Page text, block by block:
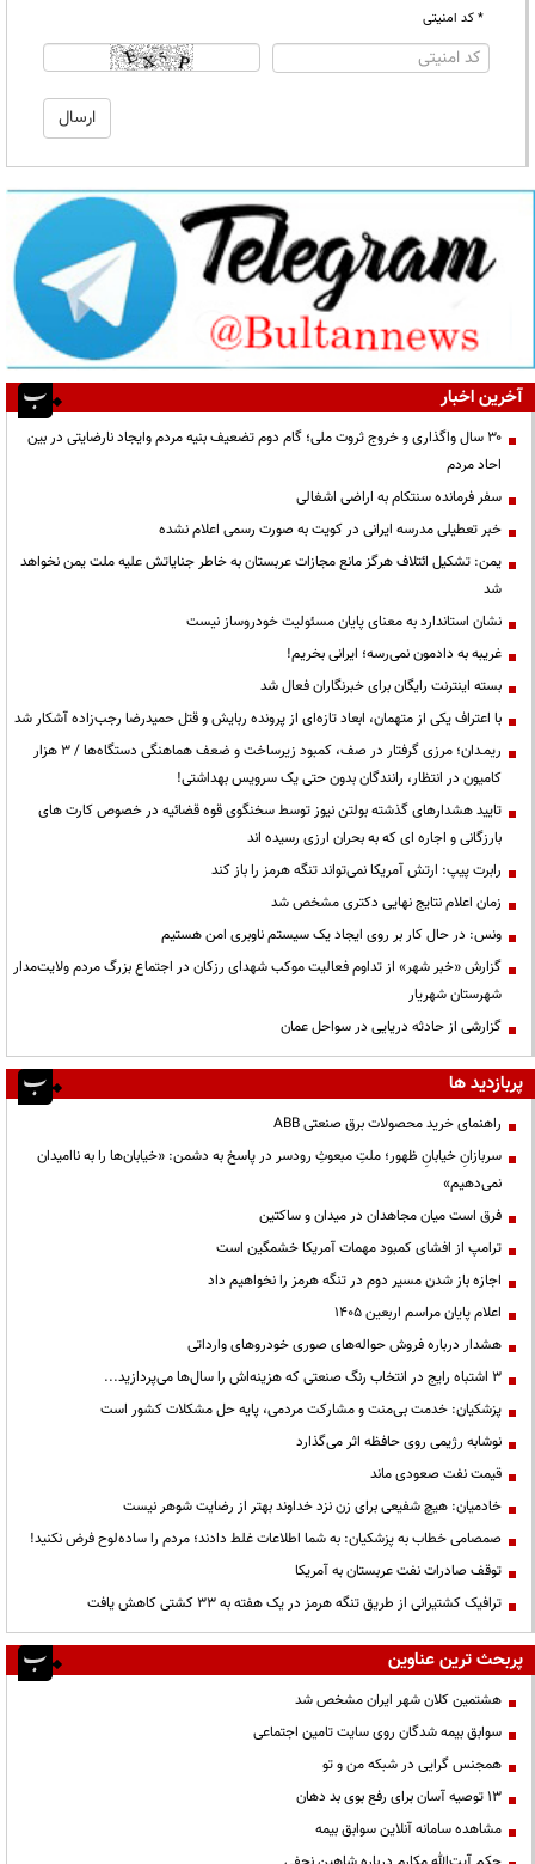
* کد امنیتی
آخرین اخبار
۳۰ سال واگذاری و خروج ثروت ملی؛ گام دوم تضعیف بنیه مردم وایجاد نارضایتی در بین
احاد مردم
سفر فرمانده سنتکام به اراضی اشغالی
خبر تعطیلی مدرسه ایرانی در کویت به صورت رسمی اعلام نشده
یمن: تشکیل ائتلاف هرگز مانع مجازات عربستان به خاطر جنایاتش علیه ملت یمن نخواهد
شد
نشان استاندارد به معنای پایان مسئولیت خودروساز نیست
غریبه به دادمون نمی‌رسه؛ ایرانی بخریم!
بسته اینترنت رایگان برای خبرنگاران فعال شد
با اعتراف یکی از متهمان، ابعاد تازه‌ای از پرونده ربایش و قتل حمیدرضا رجب‌زاده آشکار شد
ریمـدان؛ مرزی گرفتار در صف، کمبود زیرساخت و ضعف هماهنگی دستگاه‌ها / ۳ هزار
کامیون در انتظار، رانندگان بدون حتی یک سرویس بهداشتی!
تایید هشدارهای گذشته بولتن نیوز توسط سخنگوی قوه قضائیه در خصوص کارت های
بارزگانی و اجاره ای که به بحران ارزی رسیده اند
رابرت پیپ: ارتش آمریکا نمی‌تواند تنگه هرمز را باز کند
زمان اعلام نتایج نهایی دکتری مشخص شد
ونس: در حال کار بر روی ایجاد یک سیستم ناوبری امن هستیم
گزارش «خبر شهر» از تداوم فعالیت موکب شهدای رزکان در اجتماع بزرگ مردم ولایت‌مدار
شهرستان شهریار
گزارشی از حادثه دریایی در سواحل عمان
پربازدید ها
راهنمای خرید محصولات برق صنعتی ABB
سربازانِ خیابانِ ظهور؛ ملتِ مبعوثِ رودسر در پاسخ به دشمن: «خیابان‌ها را به ناامیدان
نمی‌دهیم»
فرق است میان مجاهدان در میدان و ساکتین
ترامپ از افشای کمبود مهمات آمریکا خشمگین است
اجازه باز شدن مسیر دوم در تنگه هرمز را نخواهیم داد
اعلام پایان مراسم اربعین ۱۴۰۵
هشدار درباره فروش حواله‌های صوری خودروهای وارداتی
3 اشتباه رایج در انتخاب رنگ صنعتی که هزینه‌اش را سال‌ها می‌پردازید...
پزشکیان: خدمت بی‌منت و مشارکت مردمی، پایه حل مشکلات کشور است
نوشابه رژیمی روی حافظه اثر می‌گذارد
قیمت نفت صعودی ماند
خادمیان: هیچ شفیعی برای زن نزد خداوند بهتر از رضایت شوهر نیست
صمصامی خطاب به پزشکیان: به شما اطلاعات غلط دادند؛ مردم را ساده‌لوح فرض نکنید!
توقف صادرات نفت عربستان به آمریکا
ترافیک کشتیرانی از طریق تنگه هرمز در یک هفته به ۳۳ کشتی کاهش یافت
پربحث ترین عناوین
هشتمین کلان شهر ایران مشخص شد
سوابق بیمه شدگان روی سایت تامین اجتماعی
همجنس گرایی در شبکه من و تو
13 توصیه آسان برای رفع بوی بد دهان
مشاهده سامانه آنلاين سوابق بیمه